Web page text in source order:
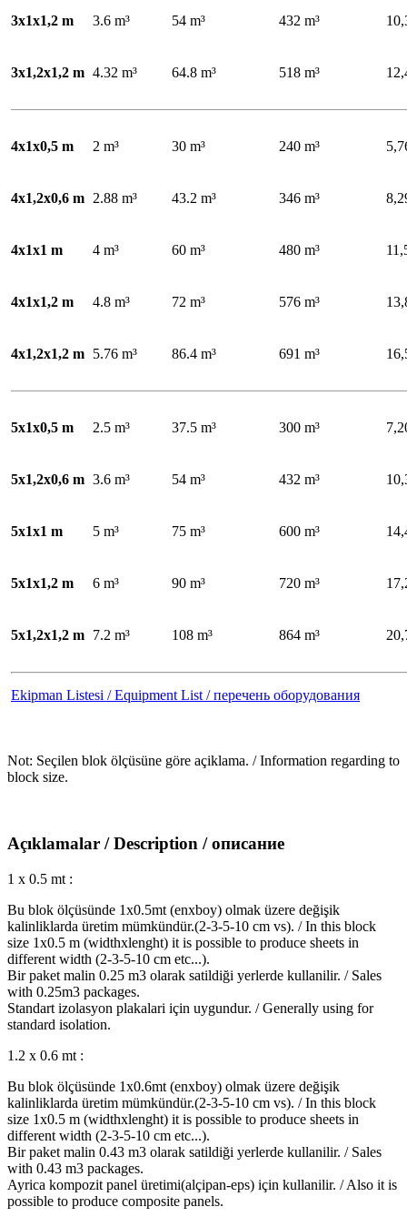
3x1x1,2 m 3.6 m³ 54 m³ 432 m³
3x1,2x1,2 m 4.32 m³ 64.8 m³ 518 m³
4x1x0,5 m 2 m³ 30 m³ 240 m³
4x1,2x0,6 m 2.88 m³ 43.2 m³ 346 m³
4x1x1 m 4 m³ 60 m³ 480 m³
4x1x1,2 m 4.8 m³ 72 m³ 576 m³
4x1,2x1,2 m 5.76 m³ 86.4 m³ 691 m³
5x1x0,5 m 2.5 m³ 37.5 m³ 300 m³
5x1,2x0,6 m 3.6 m³ 54 m³ 432 m³
5x1x1 m 5 m³ 75 m³ 600 m³
5x1x1,2 m 6 m³ 90 m³ 720 m³
5x1,2x1,2 m 7.2 m³ 108 m³ 864 m³
Ekipman Listesi / Equipment List / перечень оборудования
Not: Seçilen blok ölçüsüne göre açiklama. / Information regarding to
block size.
Açıklamalar / Description / описание
1 x 0.5 mt :
Bu blok ölçüsünde 1x0.5mt (enxboy) olmak üzere değişik
kalinliklarda üretim mümkündür.(2-3-5-10 cm vs). / In this block
size 1x0.5 m (widthxlenght) it is possible to produce sheets in
different width (2-3-5-10 cm etc...).
Bir paket malin 0.25 m3 olarak satildiği yerlerde kullanilir. / Sales
with 0.25m3 packages.
Standart izolasyon plakalari için uygundur. / Generally using for
standard isolation.
1.2 x 0.6 mt :
Bu blok ölçüsünde 1x0.6mt (enxboy) olmak üzere değişik
kalinliklarda üretim mümkündür.(2-3-5-10 cm vs). / In this block
size 1x0.5 m (widthxlenght) it is possible to produce sheets in
different width (2-3-5-10 cm etc...).
Bir paket malin 0.43 m3 olarak satildiği yerlerde kullanilir. / Sales
with 0.43 m3 packages.
Ayrica kompozit panel üretimi(alçipan-eps) için kullanilir. / Also it is
possible to produce composite panels.